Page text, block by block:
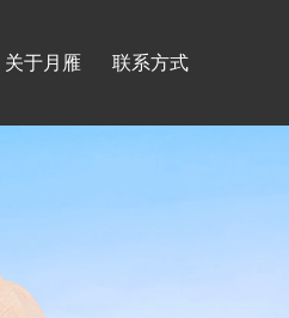
关于月雁 联系方式